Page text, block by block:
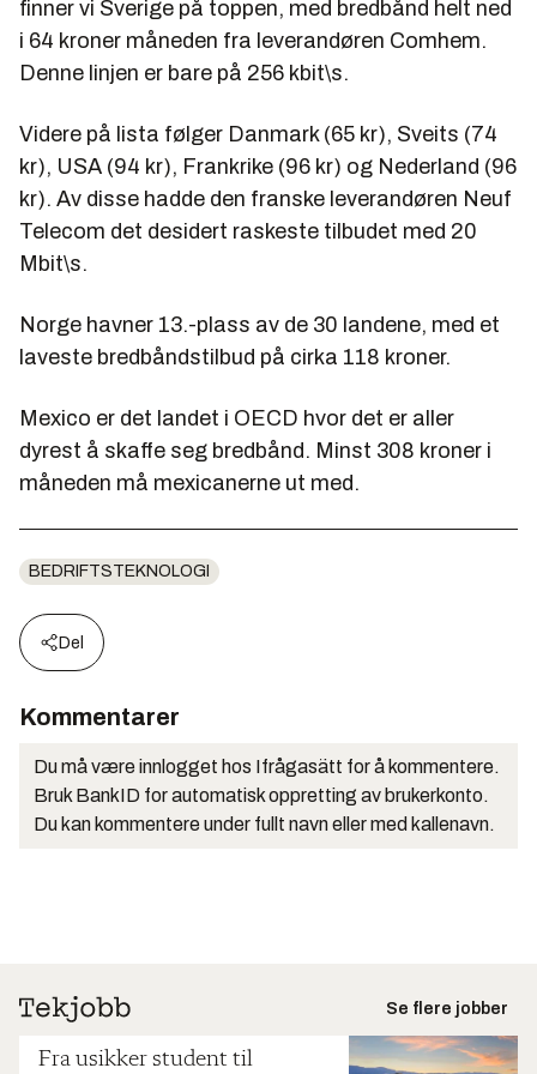
finner vi Sverige på toppen, med bredbånd helt ned
i 64 kroner måneden fra leverandøren Comhem.
Denne linjen er bare på 256 kbit\s.
Videre på lista følger Danmark (65 kr), Sveits (74
kr), USA (94 kr), Frankrike (96 kr) og Nederland (96
kr). Av disse hadde den franske leverandøren Neuf
Telecom det desidert raskeste tilbudet med 20
Mbit\s.
Norge havner 13.-plass av de 30 landene, med et
laveste bredbåndstilbud på cirka 118 kroner.
Mexico er det landet i OECD hvor det er aller
dyrest å skaffe seg bredbånd. Minst 308 kroner i
måneden må mexicanerne ut med.
BEDRIFTSTEKNOLOGI
Del
Kommentarer
Du må være innlogget hos Ifrågasätt for å kommentere.
Bruk BankID for automatisk oppretting av brukerkonto.
Du kan kommentere under fullt navn eller med kallenavn.
Se flere jobber
Fra usikker student til